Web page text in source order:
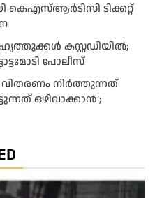
കെഎസ്ആര്‍ടിസി ടിക്കറ്റ്
കസ്റ്റഡിയിൽ;
പോലീസ്
വിതരണം നി‍‍ർത്തുന്നത്
ഒഴിവാക്കാൻ’;